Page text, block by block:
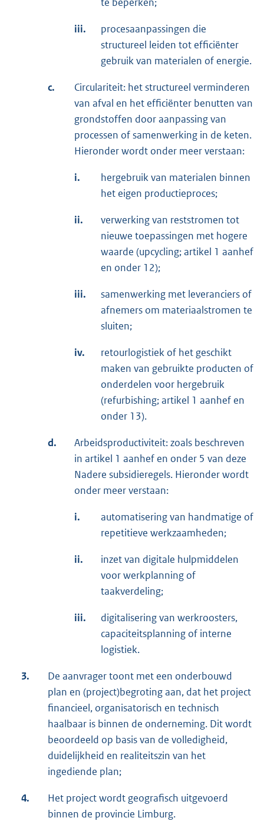
te beperken;
iii.
procesaanpassingen die
structureel leiden tot efficiënter
gebruik van materialen of energie.
c.
Circulariteit: het structureel verminderen
van afval en het efficiënter benutten van
grondstoffen door aanpassing van
processen of samenwerking in de keten.
Hieronder wordt onder meer verstaan:
i.
hergebruik van materialen binnen
het eigen productieproces;
ii.
verwerking van reststromen tot
nieuwe toepassingen met hogere
waarde (upcycling; artikel 1 aanhef
en onder 12);
iii.
samenwerking met leveranciers of
afnemers om materiaalstromen te
sluiten;
iv.
retourlogistiek of het geschikt
maken van gebruikte producten of
onderdelen voor hergebruik
(refurbishing; artikel 1 aanhef en
onder 13).
d.
Arbeidsproductiviteit: zoals beschreven
in artikel 1 aanhef en onder 5 van deze
Nadere subsidieregels. Hieronder wordt
onder meer verstaan:
i.
automatisering van handmatige of
repetitieve werkzaamheden;
ii.
inzet van digitale hulpmiddelen
voor werkplanning of
taakverdeling;
iii.
digitalisering van werkroosters,
capaciteitsplanning of interne
logistiek.
3.
De aanvrager toont met een onderbouwd
plan en (project)begroting aan, dat het project
financieel, organisatorisch en technisch
haalbaar is binnen de onderneming. Dit wordt
beoordeeld op basis van de volledigheid,
duidelijkheid en realiteitszin van het
ingediende plan;
4.
Het project wordt geografisch uitgevoerd
binnen de provincie Limburg.